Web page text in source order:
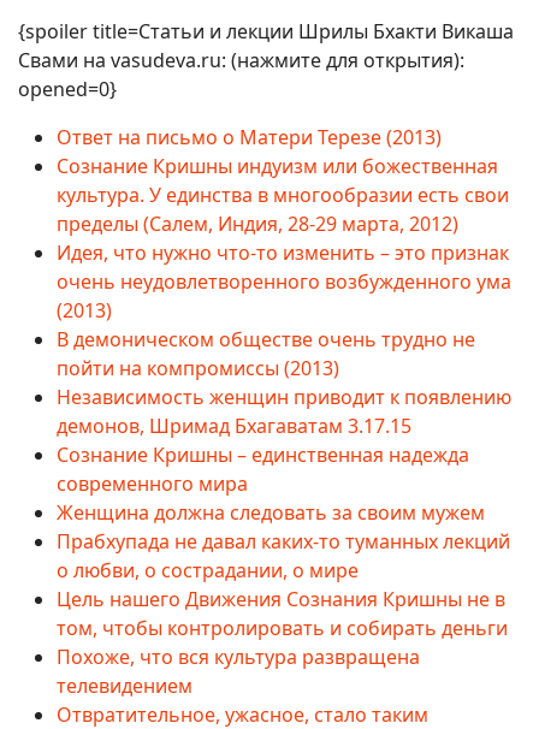
{spoiler title=Статьи и лекции Шрилы Бхакти Викаша
Свами на vasudeva.ru: (нажмите для открытия):
opened=0}
Ответ на письмо о Матери Терезе (2013)
Сознание Кришны индуизм или божественная
культура. У единства в многообразии есть свои
пределы (Салем, Индия, 28-29 марта, 2012)
Идея, что нужно что-то изменить – это признак
очень неудовлетворенного возбужденного ума
(2013)
В демоническом обществе очень трудно не
пойти на компромиссы (2013)
Независимость женщин приводит к появлению
демонов, Шримад Бхагаватам 3.17.15
Сознание Кришны – единственная надежда
современного мира
Женщина должна следовать за своим мужем
Прабхупада не давал каких-то туманных лекций
о любви, о сострадании, о мире
Цель нашего Движения Сознания Кришны не в
том, чтобы контролировать и собирать деньги
Похоже, что вся культура развращена
телевидением
Отвратительное, ужасное, стало таким